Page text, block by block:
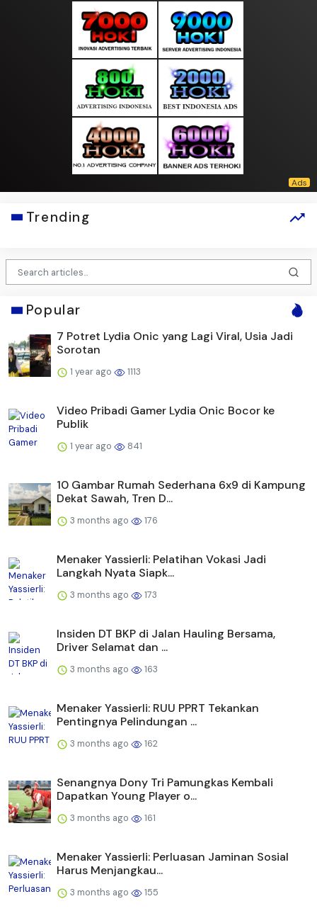
Trending
Popular
7 Potret Lydia Onic yang Lagi Viral, Usia Jadi
Sorotan
1 year ago 1113
Video Pribadi Gamer Lydia Onic Bocor ke
Publik
1 year ago 841
10 Gambar Rumah Sederhana 6x9 di Kampung
Dekat Sawah, Tren D...
3 months ago 176
Menaker Yassierli: Pelatihan Vokasi Jadi
Langkah Nyata Siapk...
3 months ago 173
Insiden DT BKP di Jalan Hauling Bersama,
Driver Selamat dan ...
3 months ago 163
Menaker Yassierli: RUU PPRT Tekankan
Pentingnya Pelindungan ...
3 months ago 162
Senangnya Dony Tri Pamungkas Kembali
Dapatkan Young Player o...
3 months ago 161
Menaker Yassierli: Perluasan Jaminan Sosial
Harus Menjangkau...
3 months ago 155